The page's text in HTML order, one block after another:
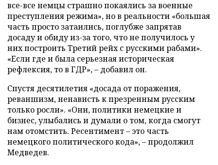
все-все немцы страшно покаялись за военные
преступления режима», но в реальности «большая
часть просто затаились, поглубже запрятав
досаду и обиду из-за того, что не получилось у
них построить Третий рейх с русскими рабами».
«Если где и была серьезная историческая
рефлексия, то в ГДР», – добавил он.
Спустя десятилетия «досада от поражения,
реваншизм, ненависть к презренным русским
только росли». «Они, политики немецкие и
бизнес, улыбались и думали о том, когда смогут
нам отомстить. Ресентимент – это часть
немецкого политического кода», – продолжил
Медведев.